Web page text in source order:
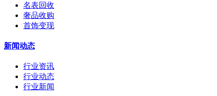
名表回收
奢品收购
首饰变现
新闻动态
行业资讯
行业动态
行业新闻